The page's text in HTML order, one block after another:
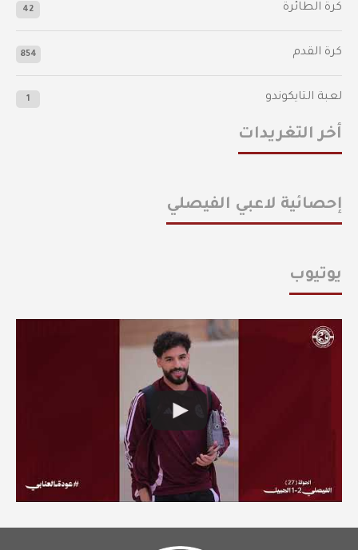
كرة الطائرة 42
كرة القدم 854
لعبة التايكوندو 1
أخر التغريدات
إحصائية لاعبي الفيصلي
يوتيوب